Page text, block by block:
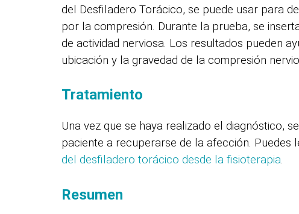
del Desfiladero Torácico, se puede usar para
por la compresión. Durante la prueba, se
de actividad nerviosa. Los resultados pueden
ubicación y la gravedad de la compresión
Tratamiento
Una vez que se haya realizado el diagnóstico,
paciente a recuperarse de la afección.
del desfiladero torácico desde la fisioterapia.
Resumen